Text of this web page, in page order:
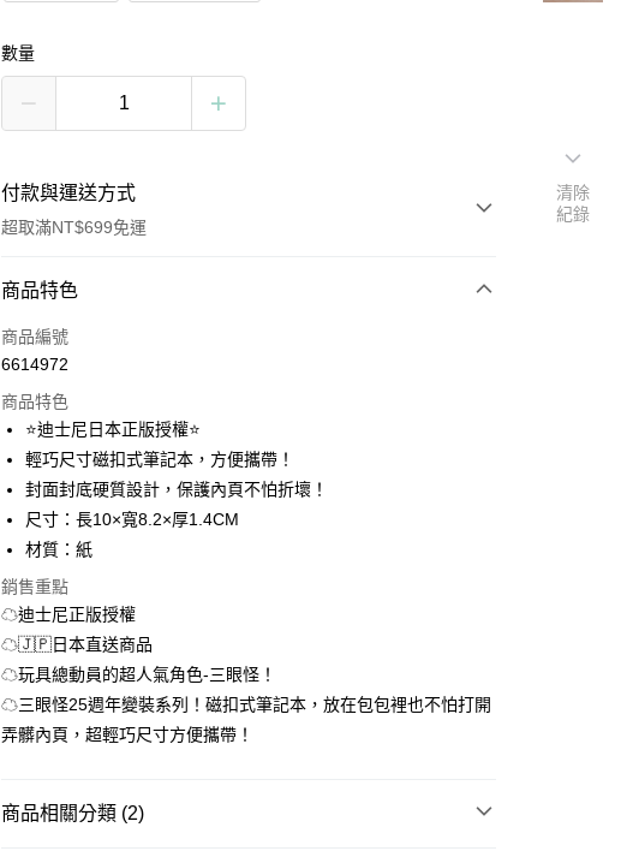
數量
付款與運送方式
超取滿NT$699免運
付款方式
信用卡一次付款
LINE Pay
Apple Pay
街口支付
悠遊付
AFTEE先享後付
相關說明
【關於「AFTEE先享後付」】
AFTEE先享後付是「在收到商品之後才付款」的支付方式。 讓您購物簡單
便利好安心！
１．簡單：不需註冊會員、不需綁卡、不需儲值。
２．便利：只要手機號碼，簡訊認證，即可結帳。
【「AFTEE先享後付」結帳流程】
１．於結帳方式選擇「AFTEE先享後付」後，將跳轉至「AFTEE先享後
ATM付款
運送方式
每筆NT$70，滿NT$699(含以上)免運費
商品特色
商品編號
6614972
商品特色
⭐️迪士尼日本正版授權⭐️
輕巧尺寸磁扣式筆記本，方便攜帶！
封面封底硬質設計，保護內頁不怕折壞！
尺寸：長10×寬8.2×厚1.4CM
材質：紙
銷售重點
☁迪士尼正版授權
☁🇯🇵日本直送商品
☁玩具總動員的超人氣角色-三眼怪！
☁三眼怪25週年變裝系列！磁扣式筆記本，放在包包裡也不怕打開
弄髒內頁，超輕巧尺寸方便攜帶！
商品相關分類 (2)
清除
紀錄